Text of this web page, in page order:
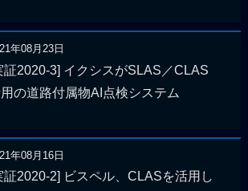
年08月23日
証2020-3] イクシスがSLAS／CLAS
の道路付属物AI点検システム
年08月16日
証2020-2] ビスペル、CLASを活用し